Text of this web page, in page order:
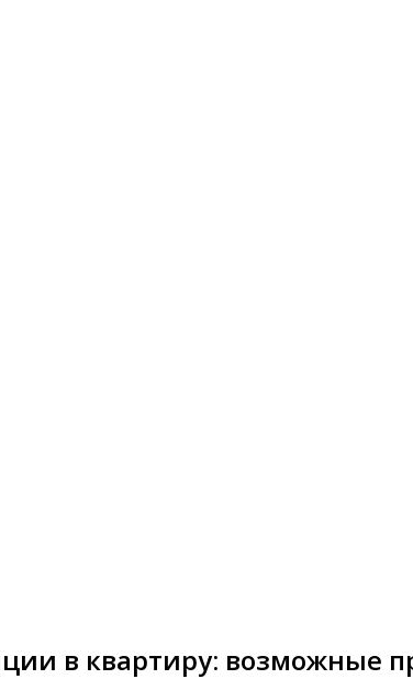
в квартиру: возможные